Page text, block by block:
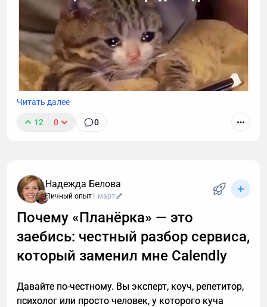
интересны кредиты, консультации и прочие услуги.
Если вы тревожитесь упустить действительно
важный разговор, например, ждете курьера, то я
расскажу, почему стоит делегировать телефонные
звонки мне.
Читать далее
12 0 0
Надежда Белова
Личный опыт1 март
Почему «Планёрка» — это
заебись: честный разбор сервиса,
который заменил мне Calendly
Давайте по-честному. Вы эксперт, коуч, репетитор,
психолог или просто человек, у которого куча